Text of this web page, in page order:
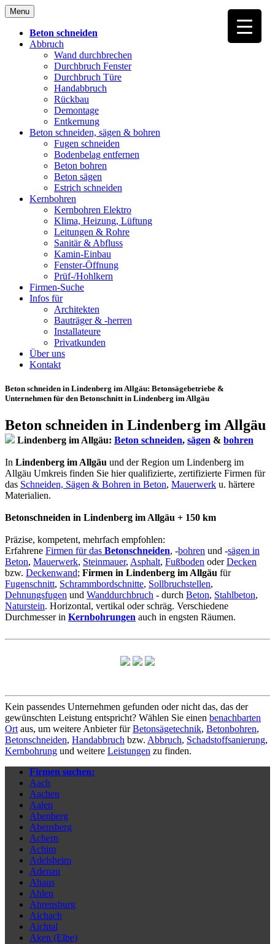
Skip
to
content
Menu
Beton schneiden
Abbruch
Wand durchbrechen
Durchbruch Fenster
Durchbruch Türe
Handabbruch
Rückbau
Demontage
Entkernung
Beton schneiden, sägen & bohren
Fugen schneiden
Bodenbelag entfernen
Beton bohren
Beton sägen
Estrich schneiden
Kernbohren
Kernbohren Elektro
Klima, Heizung, Lüftung
Leitungen & Rohre
Sanitär & Abfluss
Kamin-Einbau
Fenster-Öffnung
Prüf-/Hohlkern
Firmen-Suche
Infos für
Architekten
Bauträger & -herren
Installateure
Privatkunden
Über uns
Kontakt
Beton schneiden in Lindenberg im Allgäu: Betonsägebetriebe &
Unternehmen für den Betonschnitt in Lindenberg im Allgäu
Beton schneiden in Lindenberg im Allgäu
Lindenberg im Allgäu: Beton schneiden, sägen & bohren
In Lindenberg im Allgäu und der Region um Lindenberg im
Allgäu Umkreis finden Sie hier qualifizierte, zertifizierte Firmen für
das Schneiden, Sägen & Bohren in Beton, Mauerwerk u. härtere
Materialien.
Betonschneiden in Lindenberg im Allgäu + 150 km
Präzise, kompetent, mehrfach empfohlen:
Erfahrene Firmen für das Betonschneiden, -bohren und -sägen in
Beton, Mauerwerk, Steinmauer, Asphalt, Fußboden oderDecken
bzw. Deckenwand; Firmen in Lindenberg im Allgäu für
Fugenschnitt, Schrammbordschnitte, Sollbruchstellen,
Dehnungsfugen und Wanddurchbruch - durch Beton, Stahlbeton,
Naturstein. Horizontal, vertikal oder schräg. Verschiedene
Durchmesser in Kernbohrungen auch in engsten Räumen.
Kein passendes Unternehmen gefunden oder nicht das, das der
gewünschten Leistung entspricht? Wählen Sie einen benachbarten
Ort aus, um weitere Anbieter fürBetonsägetechnik, Betonbohren,
Betonschneiden, Handabbruch bzw. Abbruch, Schadstoffsanierung,
Kernbohrung und weitere Leistungen zu finden.
Firmen suchen:
Aach
Aachen
Aalen
Abenberg
Abensberg
Achern
Achim
Adelsheim
Adenau
Ahaus
Ahlen
Ahrensburg
Aichach
Aichtal
Aken (Elbe)